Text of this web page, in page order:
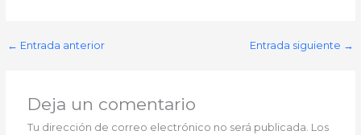
← Entrada anterior Entrada siguiente →
Deja un comentario
Tu dirección de correo electrónico no será publicada. Los